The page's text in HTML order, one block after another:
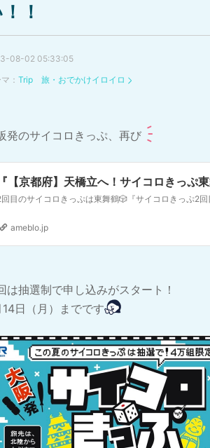
！
08-02 05:33:05
： Trip 旅・おでかけイロイロ
発のサイコロきっぷ、再び
『【京都府】天橋立へ！サイコロきっぷ東
ameblo.jp
は抽選制で申し込みがスタート！
14日（月）までです